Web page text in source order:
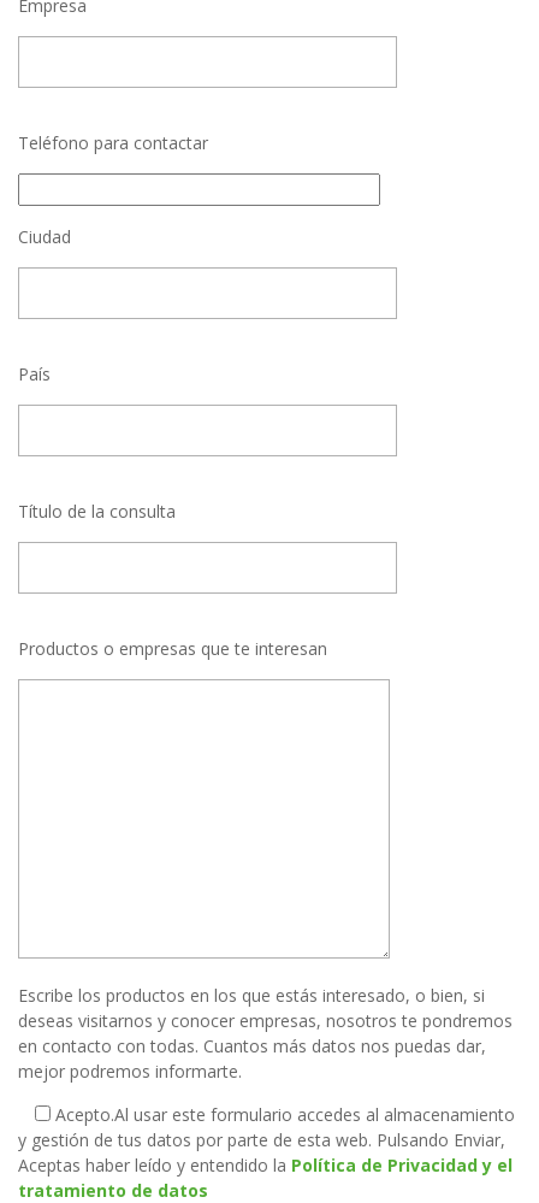
Empresa
Teléfono para contactar
Ciudad
País
Título de la consulta
Productos o empresas que te interesan
Escribe los productos en los que estás interesado, o bien, si
deseas visitarnos y conocer empresas, nosotros te pondremos
en contacto con todas. Cuantos más datos nos puedas dar,
mejor podremos informarte.
Acepto.Al usar este formulario accedes al almacenamiento
y gestión de tus datos por parte de esta web. Pulsando Enviar,
Aceptas haber leído y entendido la Política de Privacidad y el
tratamiento de datos